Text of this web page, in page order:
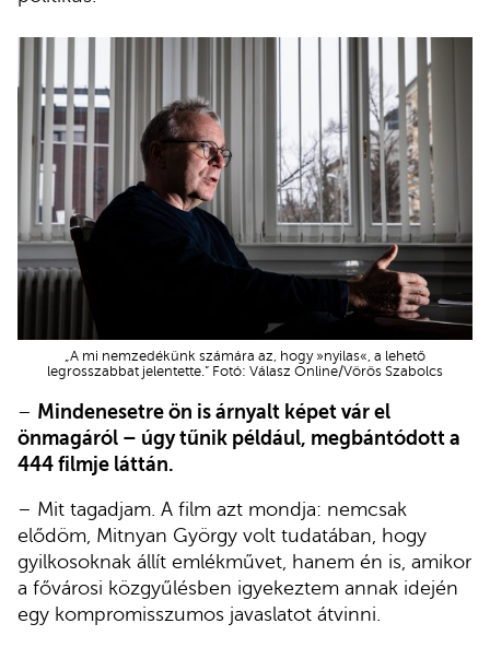
„A mi nemzedékünk számára az, hogy »nyilas«, a lehető
legrosszabbat jelentette.” Fotó: Válasz Online/Vörös Szabolcs
– Mindenesetre ön is árnyalt képet vár el
önmagáról – úgy tűnik például, megbántódott a
444 filmje láttán.
– Mit tagadjam. A film azt mondja: nemcsak
elődöm, Mitnyan György volt tudatában, hogy
gyilkosoknak állít emlékművet, hanem én is, amikor
a fővárosi közgyűlésben igyekeztem annak idején
egy kompromisszumos javaslatot átvinni.